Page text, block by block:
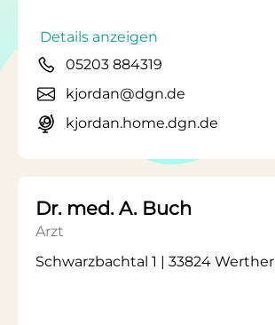
Details anzeigen
05203 884319
kjordan@dgn.de
kjordan.home.dgn.de
Dr. med. A. Buch
Arzt
Schwarzbachtal 1 | 33824 Werther